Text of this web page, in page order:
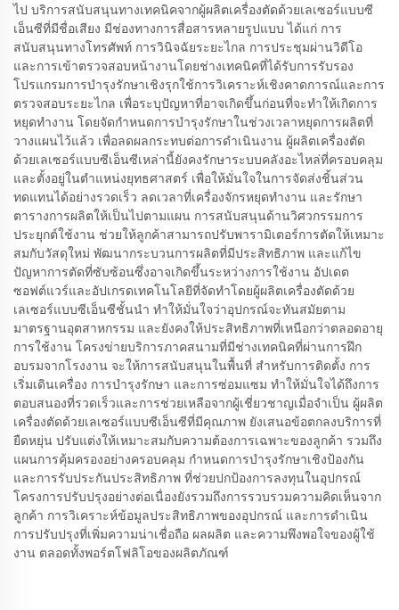
ไป บริการสนับสนุนทางเทคนิคจากผู้ผลิตเครื่องตัดด้วยเลเซอร์แบบซี
เอ็นซีที่มีชื่อเสียง มีช่องทางการสื่อสารหลายรูปแบบ ได้แก่ การ
สนับสนุนทางโทรศัพท์ การวินิจฉัยระยะไกล การประชุมผ่านวิดีโอ
และการเข้าตรวจสอบหน้างานโดยช่างเทคนิคที่ได้รับการรับรอง
โปรแกรมการบำรุงรักษาเชิงรุกใช้การวิเคราะห์เชิงคาดการณ์และการ
ตรวจสอบระยะไกล เพื่อระบุปัญหาที่อาจเกิดขึ้นก่อนที่จะทำให้เกิดการ
หยุดทำงาน โดยจัดกำหนดการบำรุงรักษาในช่วงเวลาหยุดการผลิตที่
วางแผนไว้แล้ว เพื่อลดผลกระทบต่อการดำเนินงาน ผู้ผลิตเครื่องตัด
ด้วยเลเซอร์แบบซีเอ็นซีเหล่านี้ยังคงรักษาระบบคลังอะไหล่ที่ครอบคลุม
และตั้งอยู่ในตำแหน่งยุทธศาสตร์ เพื่อให้มั่นใจในการจัดส่งชิ้นส่วน
ทดแทนได้อย่างรวดเร็ว ลดเวลาที่เครื่องจักรหยุดทำงาน และรักษา
ตารางการผลิตให้เป็นไปตามแผน การสนับสนุนด้านวิศวกรรมการ
ประยุกต์ใช้งาน ช่วยให้ลูกค้าสามารถปรับพารามิเตอร์การตัดให้เหมาะ
สมกับวัสดุใหม่ พัฒนากระบวนการผลิตที่มีประสิทธิภาพ และแก้ไข
ปัญหาการตัดที่ซับซ้อนซึ่งอาจเกิดขึ้นระหว่างการใช้งาน อัปเดต
ซอฟต์แวร์และอัปเกรดเทคโนโลยีที่จัดทำโดยผู้ผลิตเครื่องตัดด้วย
เลเซอร์แบบซีเอ็นซีชั้นนำ ทำให้มั่นใจว่าอุปกรณ์จะทันสมัยตาม
มาตรฐานอุตสาหกรรม และยังคงให้ประสิทธิภาพที่เหนือกว่าตลอดอายุ
การใช้งาน โครงข่ายบริการภาคสนามที่มีช่างเทคนิคที่ผ่านการฝึก
อบรมจากโรงงาน จะให้การสนับสนุนในพื้นที่ สำหรับการติดตั้ง การ
เริ่มเดินเครื่อง การบำรุงรักษา และการซ่อมแซม ทำให้มั่นใจได้ถึงการ
ตอบสนองที่รวดเร็วและการช่วยเหลือจากผู้เชี่ยวชาญเมื่อจำเป็น ผู้ผลิต
เครื่องตัดด้วยเลเซอร์แบบซีเอ็นซีที่มีคุณภาพ ยังเสนอข้อตกลงบริการที่
ยืดหยุ่น ปรับแต่งให้เหมาะสมกับความต้องการเฉพาะของลูกค้า รวมถึง
แผนการคุ้มครองอย่างครอบคลุม กำหนดการบำรุงรักษาเชิงป้องกัน
และการรับประกันประสิทธิภาพ ที่ช่วยปกป้องการลงทุนในอุปกรณ์
โครงการปรับปรุงอย่างต่อเนื่องยังรวมถึงการรวบรวมความคิดเห็นจาก
ลูกค้า การวิเคราะห์ข้อมูลประสิทธิภาพของอุปกรณ์ และการดำเนิน
การปรับปรุงที่เพิ่มความน่าเชื่อถือ ผลผลิต และความพึงพอใจของผู้ใช้
งาน ตลอดทั้งพอร์ตโฟลิโอของผลิตภัณฑ์